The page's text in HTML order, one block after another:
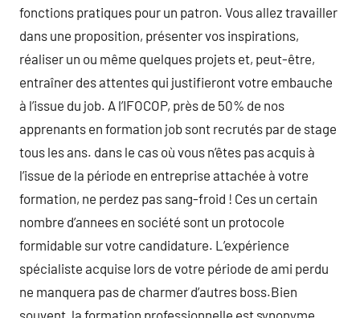
fonctions pratiques pour un patron. Vous allez travailler
dans une proposition, présenter vos inspirations,
réaliser un ou même quelques projets et, peut-être,
entraîner des attentes qui justifieront votre embauche
à l’issue du job. A l’IFOCOP, près de 50% de nos
apprenants en formation job sont recrutés par de stage
tous les ans. dans le cas où vous n’êtes pas acquis à
l’issue de la période en entreprise attachée à votre
formation, ne perdez pas sang-froid ! Ces un certain
nombre d’annees en société sont un protocole
formidable sur votre candidature. L’expérience
spécialiste acquise lors de votre période de ami perdu
ne manquera pas de charmer d’autres boss.Bien
souvent, la formation professionnelle est synonyme